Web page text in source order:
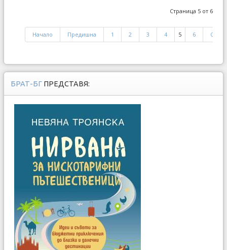
Страница 5 от 6
Начало Предишна 1 2 3 4 5 6
БРАТ-БГ ПРЕДСТАВЯ: